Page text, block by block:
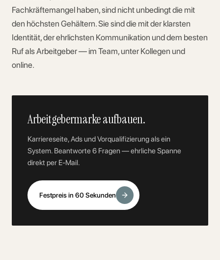
Fachkräftemangel haben, sind nicht unbedingt die mit
den höchsten Gehältern. Sie sind die mit der klarsten
Identität, der ehrlichsten Kommunikation und dem besten
Ruf als Arbeitgeber — im Team, unter Kollegen und
online.
Arbeitgebermarke aufbauen.
Karriereseite, Ads und Vorqualifizierung als ein
System. Beantworte 6 Fragen — ehrliche Spanne
direkt per E-Mail.
Festpreis in 60 Sekunden